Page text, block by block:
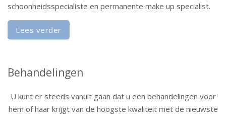
schoonheidsspecialiste en permanente make up specialist.
Lees verder
Behandelingen
U kunt er steeds vanuit gaan dat u een behandelingen voor
hem of haar krijgt van de hoogste kwaliteit met de nieuwste